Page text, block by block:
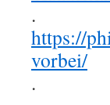
.
https://
vorbei/
.